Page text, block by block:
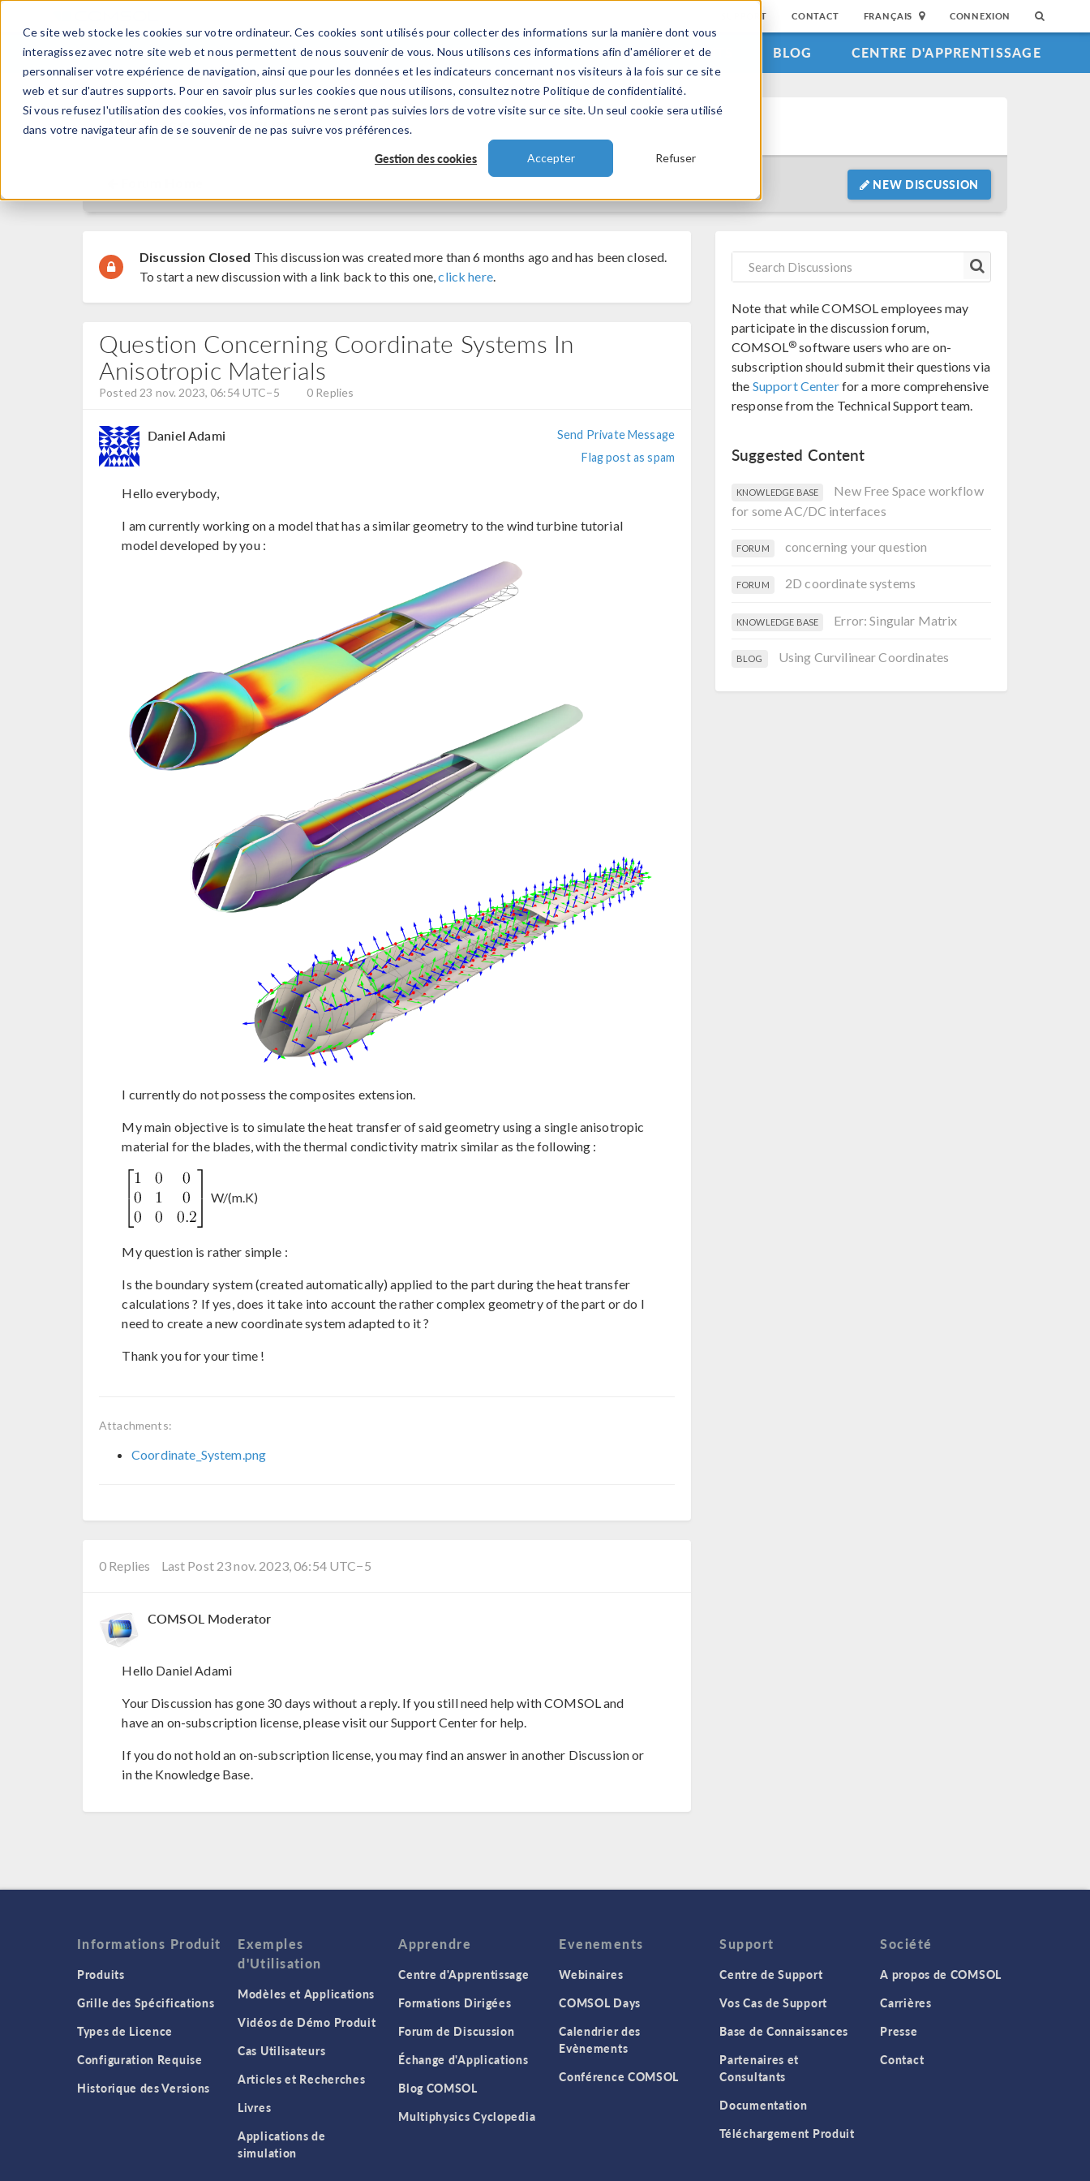
Ce site web stocke les cookies sur votre ordinateur. Ces cookies sont utilisés pour collecter des informations sur la manière dont vous
interagissez avec notre site web et nous permettent de nous souvenir de vous. Nous utilisons ces informations afin d'améliorer et de
personnaliser votre expérience de navigation, ainsi que pour les données et les indicateurs concernant nos visiteurs à la fois sur ce site
web et sur d'autres supports. Pour en savoir plus sur les cookies que nous utilisons, consultez notre Politique de confidentialité.
Si vous refusez l'utilisation des cookies, vos informations ne seront pas suivies lors de votre visite sur ce site. Un seul cookie sera utilisé
dans votre navigateur afin de se souvenir de ne pas suivre vos préférences.
Gestion des cookies Accepter Refuser
SUPPORT CONTACT FRANÇAIS CONNEXION
PRODUITS INDUSTRIES VIDEOS EVENEMENTS BLOG CENTRE D'APPRENTISSAGE
Discussion Forum
NEW DISCUSSION
Discussion Closed This discussion was created more than 6 months ago and has been closed.
To start a new discussion with a link back to this one,click here.
Question Concerning Coordinate Systems In
Anisotropic Materials
Posted 23 nov. 2023, 06:54 UTC−5 0 Replies
Daniel Adami
Send Private Message
Flag post as spam
Hello everybody,
I am currently working on a model that has a similar geometry to the wind turbine tutorial
model developed by you :
I currently do not possess the composites extension.
My main objective is to simulate the heat transfer of said geometry using a single anisotropic
material for the blades, with the thermal condictivity matrix similar as the following :
W/(m.K)
My question is rather simple :
Is the boundary system (created automatically) applied to the part during the heat transfer
calculations ? If yes, does it take into account the rather complex geometry of the part or do I
need to create a new coordinate system adapted to it ?
Thank you for your time !
Attachments:
Coordinate_System.png
0 Replies Last Post 23 nov. 2023, 06:54 UTC−5
COMSOL Moderator
Hello Daniel Adami
Your Discussion has gone 30 days without a reply. If you still need help with COMSOL and
have an on-subscription license, please visit our Support Center for help.
If you do not hold an on-subscription license, you may find an answer in another Discussion or
in the Knowledge Base.
Note that while COMSOL employees may
participate in the discussion forum,
COMSOL® software users who are on-
subscription should submit their questions via
the Support Centerfor a more comprehensive
response from the Technical Support team.
Suggested Content
KNOWLEDGE BASE
New Free Space workflow
for some AC/DC interfaces
FORUM concerning your question
FORUM 2D coordinate systems
KNOWLEDGE BASE Error: Singular Matrix
BLOG Using Curvilinear Coordinates
Informations Produit
Produits
Grille des Spécifications
Types de Licence
Configuration Requise
Historique des Versions
Exemples
d'Utilisation
Modèles et Applications
Vidéos de Démo Produit
Cas Utilisateurs
Articles et Recherches
Livres
Applications de
simulation
Apprendre
Centre d'Apprentissage
Formations Dirigées
Forum de Discussion
Échange d'Applications
Blog COMSOL
Multiphysics Cyclopedia
Evenements
Webinaires
COMSOL Days
Calendrier des
Evènements
Conférence COMSOL
Support
Centre de Support
Vos Cas de Support
Base de Connaissances
Partenaires et
Consultants
Documentation
Téléchargement Produit
Société
A propos de COMSOL
Carrières
Presse
Contact